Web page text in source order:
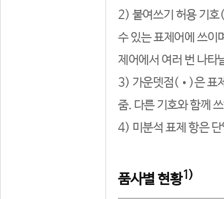
2) 붙여쓰기 허용 기호
수 있는 표제어에 쓰이
제어에서 여러 번 나타
3) 가운뎃점(•)은 표
줌. 다른 기호와 함께
4) 미분석 표제 항은
품사별 현황1)